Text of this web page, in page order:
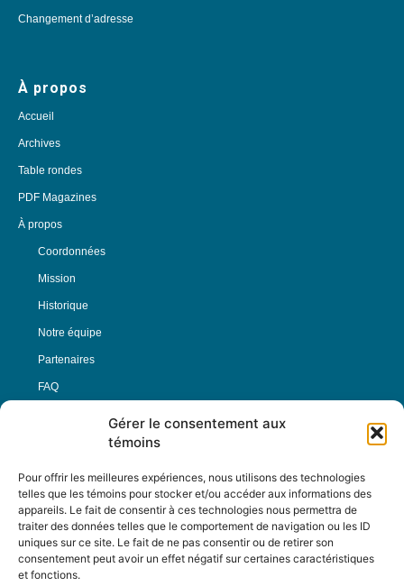
Gérer le consentement aux
témoins
Pour offrir les meilleures expériences, nous utilisons des technologies
telles que les témoins pour stocker et/ou accéder aux informations des
appareils. Le fait de consentir à ces technologies nous permettra de
traiter des données telles que le comportement de navigation ou les ID
uniques sur ce site. Le fait de ne pas consentir ou de retirer son
consentement peut avoir un effet négatif sur certaines caractéristiques
et fonctions.
Changement d’adresse
À propos
Accueil
Archives
Table rondes
PDF Magazines
À propos
Coordonnées
Mission
Historique
Notre équipe
Partenaires
FAQ
Nous Suivre